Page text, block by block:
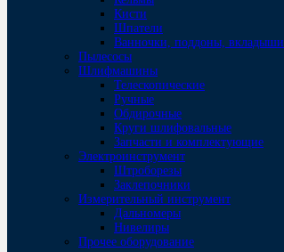
Кисти
Шпатели
Ванночки, поддоны, вкладыши
Пылесосы
Шлифмашины
Телескопические
Ручные
Обдирочные
Круги шлифовальные
Запчасти и комплектующие
Электроинструмент
Штроборезы
Заклепочники
Измерительный инструмент
Дальномеры
Нивелиры
Прочее оборудование